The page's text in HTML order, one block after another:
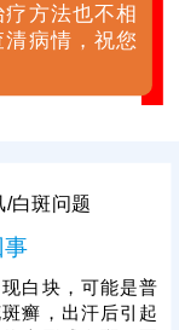
方法也不相
病情，祝您
/白斑问题
事
白块，可能是普
癣，出汗后引起